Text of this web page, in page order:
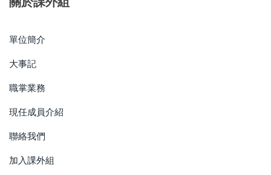
單位簡介
大事記
職掌業務
現任成員介紹
聯絡我們
加入課外組